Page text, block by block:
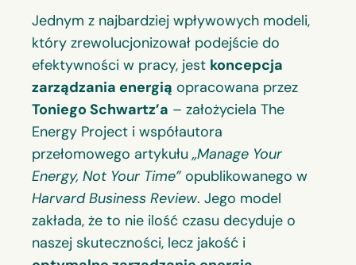
Jednym z najbardziej wpływowych modeli,
który zrewolucjonizował podejście do
efektywności w pracy, jest koncepcja
zarządzania energią opracowana przez
Toniego Schwartz’a – założyciela The
Energy Project i współautora
przełomowego artykułu„Manage Your
Energy, Not Your Time”opublikowanego w
Harvard Business Review. Jego model
zakłada, że to nie ilość czasu decyduje o
naszej skuteczności, lecz jakość i